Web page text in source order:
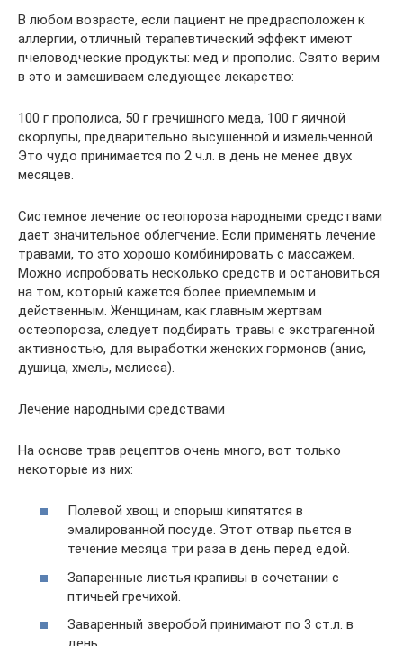
В любом возрасте, если пациент не предрасположен к
аллергии, отличный терапевтический эффект имеют
пчеловодческие продукты: мед и прополис. Свято верим
в это и замешиваем следующее лекарство:
100 г прополиса, 50 г гречишного меда, 100 г яичной
скорлупы, предварительно высушенной и измельченной.
Это чудо принимается по 2 ч.л. в день не менее двух
месяцев.
Системное лечение остеопороза народными средствами
дает значительное облегчение. Если применять лечение
травами, то это хорошо комбинировать с массажем.
Можно испробовать несколько средств и остановиться
на том, который кажется более приемлемым и
действенным. Женщинам, как главным жертвам
остеопороза, следует подбирать травы с экстрагенной
активностью, для выработки женских гормонов (анис,
душица, хмель, мелисса).
Лечение народными средствами
На основе трав рецептов очень много, вот только
некоторые из них:
Полевой хвощ и спорыш кипятятся в
эмалированной посуде. Этот отвар пьется в
течение месяца три раза в день перед едой.
Запаренные листья крапивы в сочетании с
птичьей гречихой.
Заваренный зверобой принимают по 3 ст.л. в